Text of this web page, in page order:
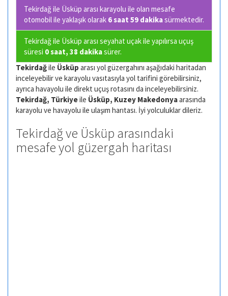
Tekirdağ ile Üsküp arası karayolu ile olan mesafe
otomobil ile yaklaşık olarak 6 saat 59 dakikasürmektedir.
Tekirdağ ile Üsküp arası seyahat uçak ile yapılırsa uçuş
süresi 0 saat, 38 dakikasürer.
Tekirdağile Üsküp arası yol güzergahını aşağıdaki haritadan
inceleyebilir ve karayolu vasıtasıyla yol tarifini görebilirsiniz,
ayrıca havayolu ile direkt uçuş rotasını da inceleyebilirsiniz.
Tekirdağ, Türkiyeile Üsküp, Kuzey Makedonyaarasında
karayolu ve havayolu ile ulaşım harıtası. İyi yolculuklar dileriz.
Tekirdağ ve Üsküp arasındaki
mesafe yol güzergah haritası